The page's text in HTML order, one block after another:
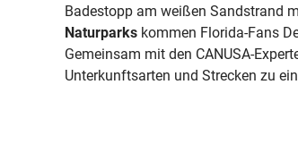
Badestopp am weißen Sandstrand
Naturparks kommen Florida-Fans
Gemeinsam mit den CANUSA-
Unterkunftsarten und Strecken zu